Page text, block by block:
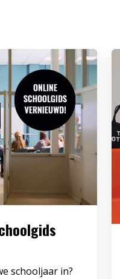
schooljaar in?